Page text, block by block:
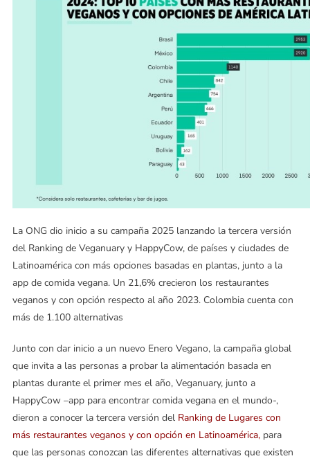
La ONG dio inicio a su campaña 2025 lanzando la tercera versión
del Ranking de Veganuary y HappyCow, de países y ciudades de
Latinoamérica con más opciones basadas en plantas, junto a la
app de comida vegana. Un 21,6% crecieron los restaurantes
veganos y con opción respecto al año 2023. Colombia cuenta con
más de 1.100 alternativas
Junto con dar inicio a un nuevo Enero Vegano, la campaña global
que invita a las personas a probar la alimentación basada en
plantas durante el primer mes el año, Veganuary, junto a
HappyCow –app para encontrar comida vegana en el mundo-,
dieron a conocer la tercera versión del Ranking de Lugares con
más restaurantes veganos y con opción en Latinoamérica,para
que las personas conozcan las diferentes alternativas que existen